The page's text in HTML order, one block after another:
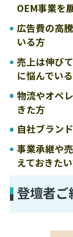
OEM事業を
広告費の高
いる方
売上は伸び
に悩んでい
物流やオペ
きた方
自社ブラン
事業承継や
えておきた
登壇者ご